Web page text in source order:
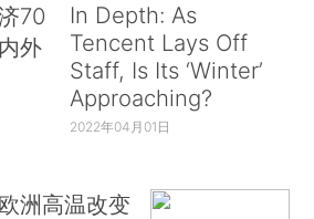
70
外
In Depth: As
Tencent Lays Off
Staff, Is Its ‘Winter’
Approaching?
2022年04月01日
洲高温改变